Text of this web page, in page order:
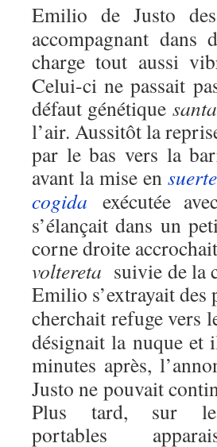
Emilio de Justo
accompagnant dans
charge tout aussi
Celui-ci ne passait
défaut génétique
l’air. Aussitôt la
par le bas vers la
avant la mise en suerte
cogida exécutée
s’élançait dans un
corne droite
voltereta suivie de la
Emilio s’extrayait des
cherchait refuge vers
désignait la nuque et
minutes après,
Justo ne pouvait
Plus tard, sur
portables